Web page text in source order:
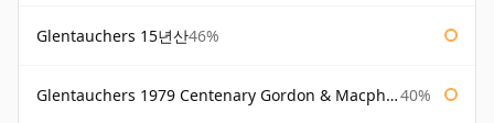
Glentauchers 15년산46%
Glentauchers 1979 Centenary Gordon & Macphail 40%